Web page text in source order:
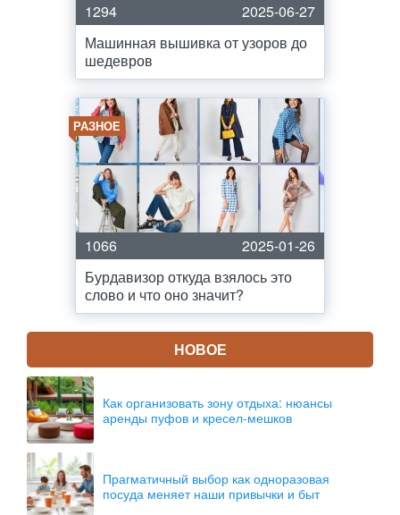
1294
2025-06-27
Машинная вышивка от узоров до
шедевров
РАЗНОЕ
1066
2025-01-26
Бурдавизор откуда взялось это
слово и что оно значит?
НОВОЕ
Как организовать зону отдыха: нюансы
аренды пуфов и кресел-мешков
Прагматичный выбор как одноразовая
посуда меняет наши привычки и быт